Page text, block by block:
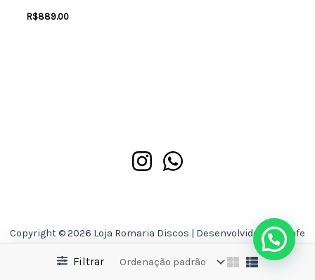
Filtrar
R$889.00
Copyright © 2026 Loja Romaria Discos | Desenvolvido porAsafe